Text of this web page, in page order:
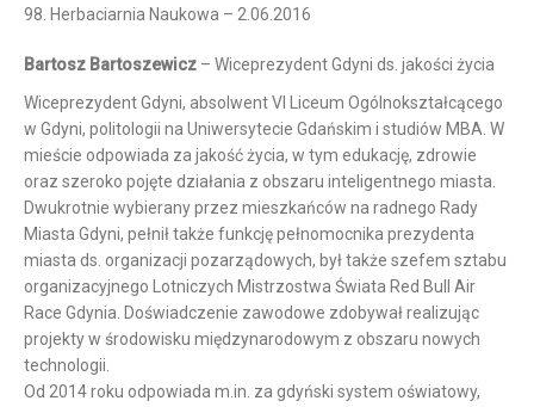
98. Herbaciarnia Naukowa – 2.06.2016
Bartosz Bartoszewicz – Wiceprezydent Gdyni ds. jakości życia
Wiceprezydent Gdyni, absolwent VI Liceum Ogólnokształcącego
w Gdyni, politologii na Uniwersytecie Gdańskim i studiów MBA. W
mieście odpowiada za jakość życia, w tym edukację, zdrowie
oraz szeroko pojęte działania z obszaru inteligentnego miasta.
Dwukrotnie wybierany przez mieszkańców na radnego Rady
Miasta Gdyni, pełnił także funkcję pełnomocnika prezydenta
miasta ds. organizacji pozarządowych, był także szefem sztabu
organizacyjnego Lotniczych Mistrzostwa Świata Red Bull Air
Race Gdynia. Doświadczenie zawodowe zdobywał realizując
projekty w środowisku międzynarodowym z obszaru nowych
technologii.
Od 2014 roku odpowiada m.in. za gdyński system oświatowy,